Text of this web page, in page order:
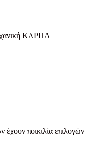
ΚΑΡΠΑ
έχουν ποικιλία επιλογών